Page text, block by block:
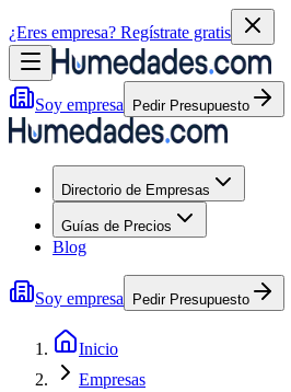
¿Eres empresa? Regístrate gratis
Soy empresa Pedir Presupuesto
Directorio de Empresas
Guías de Precios
Blog
Soy empresa Pedir Presupuesto
Inicio
Empresas